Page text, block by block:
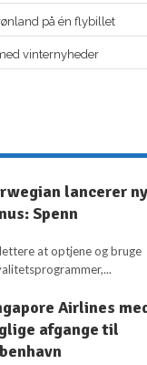
på én flybillet
vinternyheder
lancerer ny
Spenn
at optjene og bruge
Airlines
afgange til